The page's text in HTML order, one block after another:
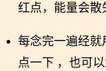
红点，能量会散
每念完一遍经就
点一下 ，也可